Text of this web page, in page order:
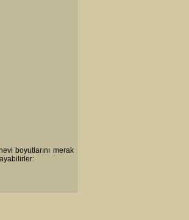
boyutlarını merak